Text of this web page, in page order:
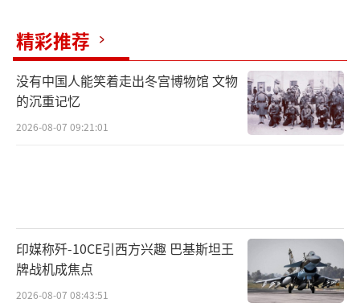
精彩推荐
没有中国人能笑着走出冬宫博物馆 文物
的沉重记忆
2026-08-07 09:21:01
印媒称歼-10CE引西方兴趣 巴基斯坦王
牌战机成焦点
2026-08-07 08:43:51